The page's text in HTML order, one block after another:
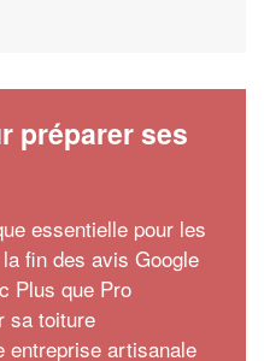
préparer ses
essentielle pour les
fin des avis Google
Plus que Pro
sa toiture
entreprise artisanale